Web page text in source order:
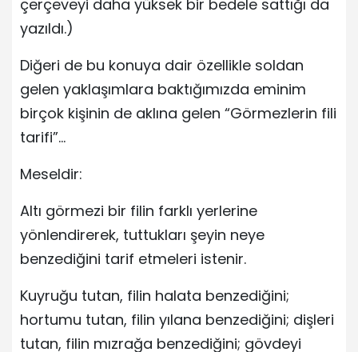
çerçeveyi daha yüksek bir bedele sattığı da
yazıldı.)
Diğeri de bu konuya dair özellikle soldan
gelen yaklaşımlara baktığımızda eminim
birçok kişinin de aklına gelen “Görmezlerin fili
tarifi”…
Meseldir:
Altı görmezi bir filin farklı yerlerine
yönlendirerek, tuttukları şeyin neye
benzediğini tarif etmeleri istenir.
Kuyruğu tutan, filin halata benzediğini;
hortumu tutan, filin yılana benzediğini; dişleri
tutan, filin mızrağa benzediğini; gövdeyi